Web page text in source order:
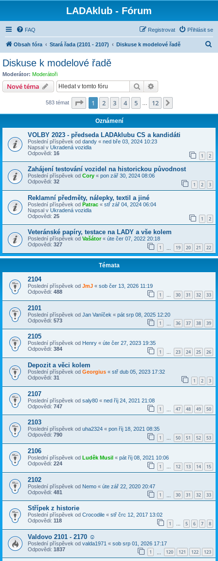
LADAklub - Fórum
FAQ Přihlásit se
Registrovat
Obsah fóra Stará řada (2101 - 2107) Diskuse k modelové řadě
Diskuse k modelové řadě
Moderátor: Moderátoři
Nové téma Hledat
583 témat Stránka z 12
1 2 3 4 5 12
Oznámení
VOLBY 2023 - předseda LADAklubu CS a kandidáti
Poslední příspěvek od dandy « ned bře 03, 2024 10:23
Napsal v Ukradená vozidla
Odpovědi: 16 1 2
Zahájení testování vozidel na historickou původnost
Poslední příspěvek od Cory « pon zář 30, 2024 08:06
Odpovědi: 32 1 2 3
Reklamní předměty, nálepky, textil a jiné
Poslední příspěvek od Patrac « stř zář 04, 2024 06:04
Napsal v Ukradená vozidla
Odpovědi: 25 1 2
Veteránské papíry, testace na LADY a vše kolem
Poslední příspěvek od Vašátor« úte čer 07, 2022 20:18
Odpovědi: 327 1 19 20 21 22
Témata
2104
Poslední příspěvek od JmJ « sob čer 13, 2026 11:19
Odpovědi: 488 1 … 30 31 32 33
2101
Poslední příspěvek od Jan Vaníček « pát srp 08, 2025 12:20
Odpovědi: 573 1 36 37 38 39
2105
Poslední příspěvek od Henry « úte čer 27, 2023 19:35
Odpovědi: 384 1 … 23 24 25 26
Depozit a věci kolem
Poslední příspěvek od Georgius « stř dub 05, 2023 17:32
Odpovědi: 31 1 2 3
2107
Poslední příspěvek od saly80 « ned říj 24, 2021 21:08
Odpovědi: 747 1 47 48 49 50
2103
Poslední příspěvek od uha2324 « pon říj 18, 2021 08:35
Odpovědi: 790 1 … 50 51 52 53
2106
Poslední příspěvek od Luděk Musil « pát říj 08, 2021 10:06
Odpovědi: 224 1 … 12 13 14 15
2102
Poslední příspěvek od Nemo « úte zář 22, 2020 20:47
Odpovědi: 481 1 30 31 32 33
Střípek z historie
Poslední příspěvek od Crocodile « stř črc 12, 2017 13:02
Odpovědi: 118 1 … 5 6 7 8
Valdovo 2101 - 2170 ☺
Poslední příspěvek od valda1971 « sob srp 01, 2026 17:17
Odpovědi: 1837 1 120 121 122 123